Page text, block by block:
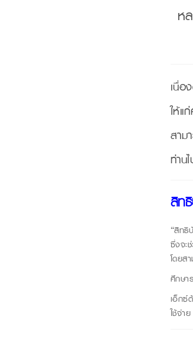
ห
เนื่อ
ให้แ
สาม
ท่าน
สิท
“สิทธิ
ซึ่งจะ
โดยส
ศึกษา
เอ็กซ์
ใช้จ่า